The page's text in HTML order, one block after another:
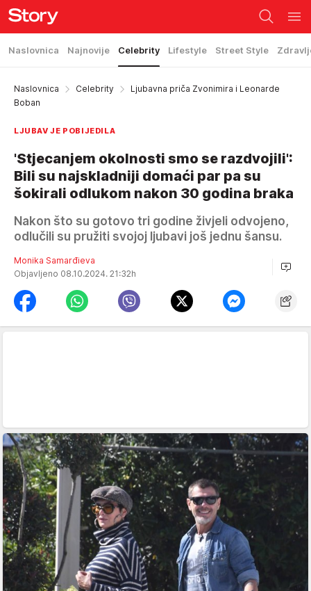
Naslovnica Najnovije Celebrity Lifestyle Street Style
Naslovnica Celebrity
Ljubavna priča Zvonimira i Leonarde
Boban
LJUBAV JE POBIJEDILA
'Stjecanjem okolnosti smo se razdvojili':
Bili su najskladniji domaći par pa su
šokirali odlukom nakon 30 godina braka
Nakon što su gotovo tri godine živjeli odvojeno,
odlučili su pružiti svojoj ljubavi još jednu šansu.
Monika Samarđieva
Objavljeno 08.10.2024. 21:32h